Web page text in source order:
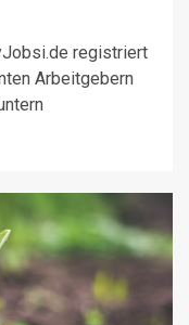
registriert
Arbeitgebern